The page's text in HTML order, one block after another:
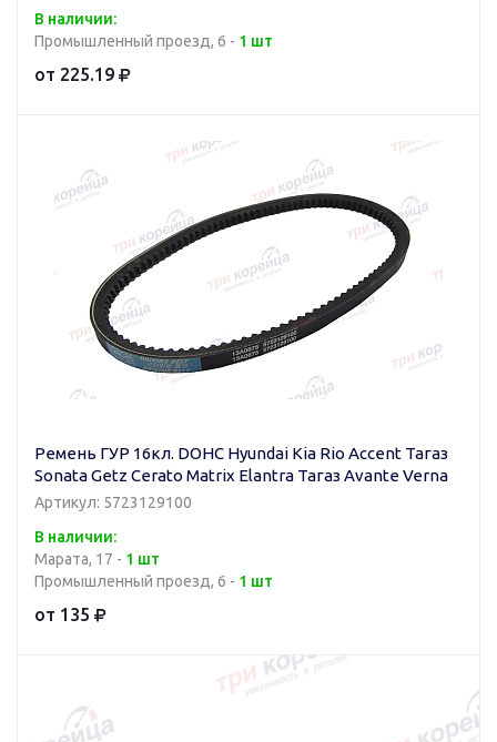
В наличии:
Промышленный проезд, 6 - 1 шт
от 225.19
Ремень ГУР 16кл. DOHC Hyundai Kia Rio Accent Тагаз
Sonata Getz Cerato Matrix Elantra Тагаз Avante Verna
Артикул: 5723129100
В наличии:
Марата, 17 - 1 шт
Промышленный проезд, 6 - 1 шт
от 135